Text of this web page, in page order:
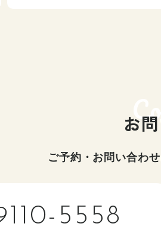
お
ご予約・お問い合わ
5558